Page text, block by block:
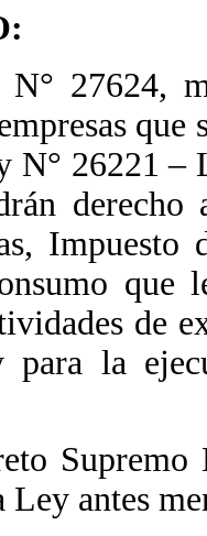
N° 27624,
N° 26221
que
de
para la
Ley antes